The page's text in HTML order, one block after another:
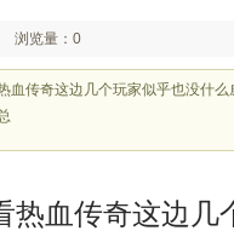
浏览量：0
血传奇这边几个玩家似乎也没什
热血传奇这边几